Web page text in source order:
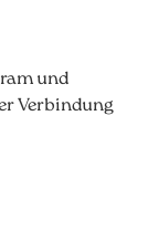
und
Verbindung